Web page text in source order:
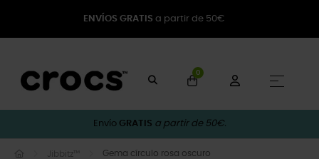
ENVÍOS GRATIS a partir de 50€
0
☰
Envío GRATIS a partir de 50€.
Jibbitz™ Gema círculo rosa oscuro